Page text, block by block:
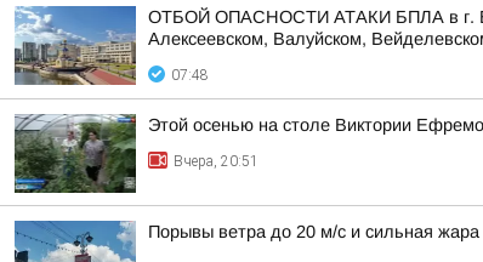
ОТБОЙ ОПАСНОСТИ АТАКИ БПЛА в г.
Алексеевском, Валуйском,
07:48
Этой осенью на столе Виктории
Вчера, 20:51
Порывы ветра до 20 м/с и сильная жара